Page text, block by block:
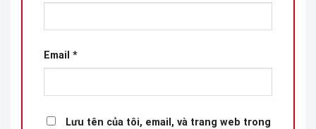
Email *
Lưu tên của tôi, email, và trang web trong